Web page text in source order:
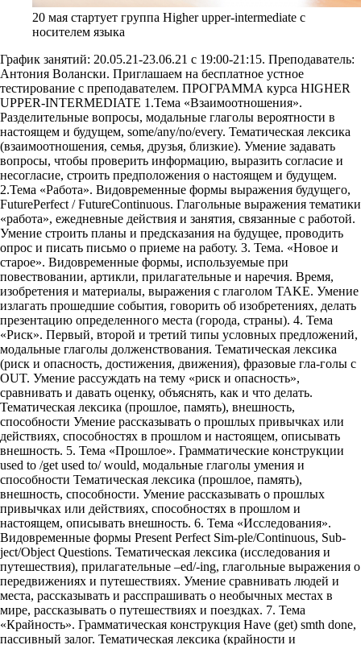
20 мая стартует группа Higher upper-intermediate с
носителем языка
График занятий: 20.05.21-23.06.21 с 19:00-21:15. Преподаватель:
Антония Волански. Приглашаем на бесплатное устное
тестирование с преподавателем. ПРОГРАММА курса HIGHER
UPPER-INTERMEDIATE 1.Тема «Взаимоотношения».
Разделительные вопросы, модальные глаголы вероятности в
настоящем и будущем, some/any/no/every. Тематическая лексика
(взаимоотношения, семья, друзья, близкие). Умение задавать
вопросы, чтобы проверить информацию, выразить согласие и
несогласие, строить предположения о настоящем и будущем.
2.Тема «Работа». Видовременные формы выражения будущего,
FuturePerfect / FutureContinuous. Глагольные выражения тематики
«работа», ежедневные действия и занятия, связанные с работой.
Умение строить планы и предсказания на будущее, проводить
опрос и писать письмо о приеме на работу. 3. Тема. «Новое и
старое». Видовременные формы, используемые при
повествовании, артикли, прилагательные и наречия. Время,
изобретения и материалы, выражения с глаголом TAKE. Умение
излагать прошедшие события, говорить об изобретениях, делать
презентацию определенного места (города, страны). 4. Тема
«Риск». Первый, второй и третий типы условных предложений,
модальные глаголы долженствования. Тематическая лексика
(риск и опасность, достижения, движения), фразовые гла-голы с
OUT. Умение рассуждать на тему «риск и опасность»,
сравнивать и давать оценку, объяснять, как и что делать.
Тематическая лексика (прошлое, память), внешность,
способности Умение рассказывать о прошлых привычках или
действиях, способностях в прошлом и настоящем, описывать
внешность. 5. Тема «Прошлое». Грамматические конструкции
used to /get used to/ would, модальные глаголы умения и
способности Тематическая лексика (прошлое, память),
внешность, способности. Умение рассказывать о прошлых
привычках или действиях, способностях в прошлом и
настоящем, описывать внешность. 6. Тема «Исследования».
Видовременные формы Present Perfect Sim-ple/Continuous, Sub-
ject/Object Questions. Тематическая лексика (исследования и
путешествия), прилагательные –ed/-ing, глагольные выражения о
передвижениях и путешествиях. Умение сравнивать людей и
места, рассказывать и расспрашивать о необычных местах в
мире, рассказывать о путешествиях и поездках. 7. Тема
«Крайность». Грамматическая конструкция Have (get) smth done,
пассивный залог. Тематическая лексика (крайности и